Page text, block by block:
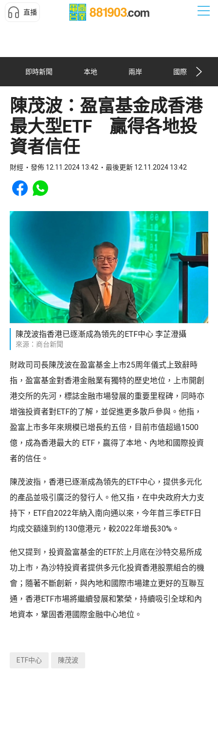
直播
即時新聞 本地 兩岸 國際
陳茂波：盈富基金成香港
最大型ETF 贏得各地投
資者信任
財經 發佈 12.11.2024 13:42 最後更新 12.11.2024 13:42
Share to Facebook
Share to WhatsApp
陳茂波指香港已逐漸成為領先的ETF中心 李芷澄攝
來源：商台新聞
財政司司長陳茂波在盈富基金上市25周年儀式上致辭時
指，盈富基金對香港金融業有獨特的歷史地位，上市開創
港交所的先河，標誌金融市場發展的重要里程碑，同時亦
增強投資者對ETF的了解，並促進更多散戶參與。他指，
盈富上市多年來規模已增長約五倍，目前市值超過1500
億，成為香港最大的 ETF，贏得了本地、內地和國際投資
者的信任。
陳茂波指，香港已逐漸成為領先的ETF中心，提供多元化
的產品並吸引廣泛的發行人。他又指，在中央政府大力支
持下，ETF自2022年納入南向通以來，今年首三季ETF日
均成交額達到約130億港元，較2022年增長30%。
他又提到，投資盈富基金的ETF於上月底在沙特交易所成
功上市，為沙特投資者提供多元化投資香港股票組合的機
會；隨著不斷創新，與內地和國際市場建立更好的互聯互
通，香港ETF市場將繼續發展和繁榮，持續吸引全球和內
地資本，鞏固香港國際金融中心地位。
ETF中心 陳茂波